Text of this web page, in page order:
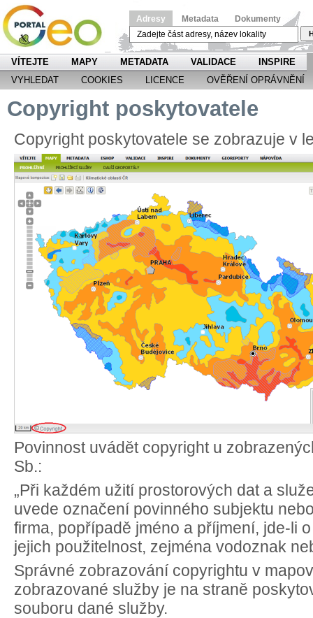
Adresy Metadata Dokumenty
VÍTEJTE MAPY METADATA VALIDACE
INSPIRE
VYHLEDAT
COOKIES LICENCE OVĚŘENÍ OPRÁVNĚNÍ
Copyright poskytovatele
Copyright poskytovatele se zobrazuje v
Povinnost uvádět copyright u
Sb.:
„Při každém užití prostorových dat a
uvede označení povinného subjektu
firma, popřípadě jméno a příjmení, jde-li
jejich použitelnost, zejména vodoznak
Správné zobrazování copyrightu v
zobrazované služby je na straně
souboru dané služby.